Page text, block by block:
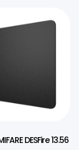
DESFire 13.56